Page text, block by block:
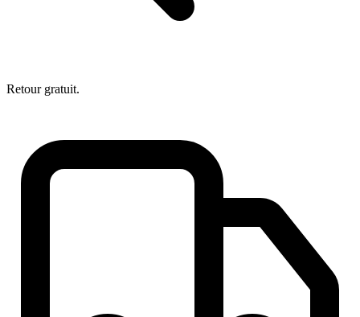
Retour gratuit.